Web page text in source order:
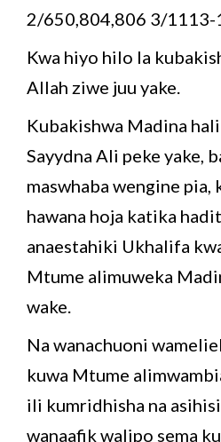
2/650,804,806 3/
Kwa hiyo hilo la
Allah ziwe juu yake.
Kubakishwa Madina
Sayydna Ali peke yake,
maswhaba wengine pia,
hawana hoja katika
anaestahiki Ukhalifa
Mtume alimuweka
wake.
Na wanachuoni
kuwa Mtume
ili kumridhisha na
wanaafik walipo sema